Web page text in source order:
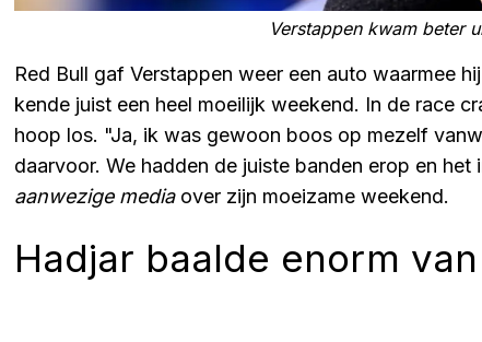
Verstappen kwam beter
Red Bull gaf Verstappen weer een auto waarmee
kende juist een heel moeilijk weekend. In de race
hoop los. "Ja, ik was gewoon boos op mezelf
daarvoor. We hadden de juiste banden erop en
aanwezige mediaover zijn moeizame weekend.
Hadjar baalde enorm